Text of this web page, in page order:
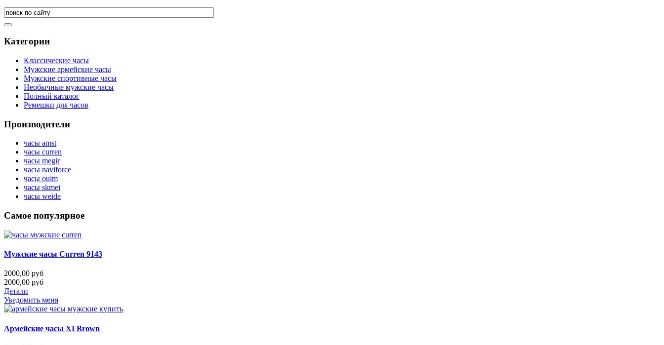
Категории
Классические часы
Мужские армейские часы
Мужские спортивные часы
Необычные мужские часы
Полный каталог
Ремешки для часов
Производители
часы amst
часы curren
часы megir
часы naviforce
часы oulm
часы skmei
часы weide
Самое популярное
Мужские часы Curren 9143
2000,00 руб
2000,00 руб
Детали
Уведомить меня
Армейские часы XI Brown